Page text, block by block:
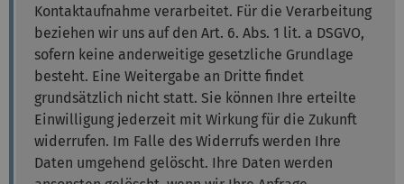
Kontaktaufnahme verarbeitet. Für die Verarbeitung
beziehen wir uns auf den Art. 6. Abs. 1 lit. a DSGVO,
sofern keine anderweitige gesetzliche Grundlage
besteht. Eine Weitergabe an Dritte findet
grundsätzlich nicht statt. Sie können Ihre erteilte
Einwilligung jederzeit mit Wirkung für die Zukunft
widerrufen. Im Falle des Widerrufs werden Ihre
Daten umgehend gelöscht. Ihre Daten werden